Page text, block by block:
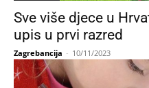
Sve više djece u
upis u prvi razred
Zagrebancija - 10/11/2023